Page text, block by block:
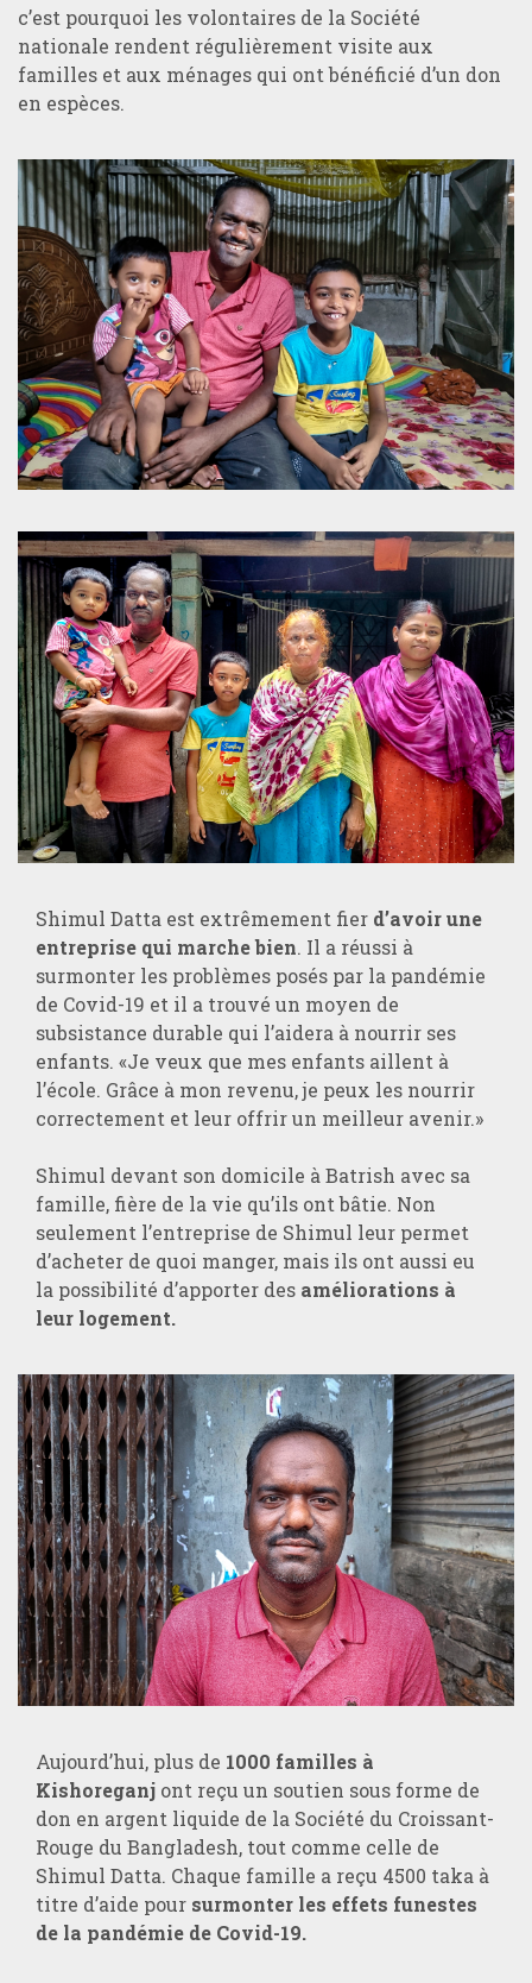
c’est pourquoi les volontaires de la Société
nationale rendent régulièrement visite aux
familles et aux ménages qui ont bénéficié d’un don
en espèces.
Shimul Datta est extrêmement fier d’avoir une
entreprise qui marche bien. Il a réussi à
surmonter les problèmes posés par la pandémie
de Covid-19 et il a trouvé un moyen de
subsistance durable qui l’aidera à nourrir ses
enfants. «Je veux que mes enfants aillent à
l’école. Grâce à mon revenu, je peux les nourrir
correctement et leur offrir un meilleur avenir.»
Shimul devant son domicile à Batrish avec sa
famille, fière de la vie qu’ils ont bâtie. Non
seulement l’entreprise de Shimul leur permet
d’acheter de quoi manger, mais ils ont aussi eu
la possibilité d’apporter des améliorations à
leur logement.
Aujourd’hui, plus de 1000 familles à
Kishoreganj ont reçu un soutien sous forme de
don en argent liquide de la Société du Croissant-
Rouge du Bangladesh, tout comme celle de
Shimul Datta. Chaque famille a reçu 4500 taka à
titre d’aide pour surmonter les effets funestes
de la pandémie de Covid-19.